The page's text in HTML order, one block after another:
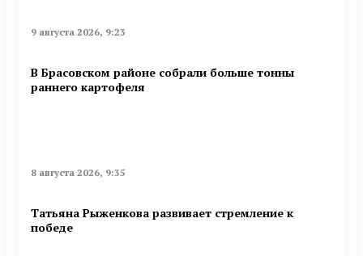
9 августа 2026, 9:23
В Брасовском районе собрали больше тонны
раннего картофеля
8 августа 2026, 9:35
Татьяна Рыженкова развивает стремление к
победе